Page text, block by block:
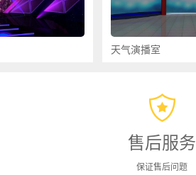
天气演播室
售后服务
保证售后问题